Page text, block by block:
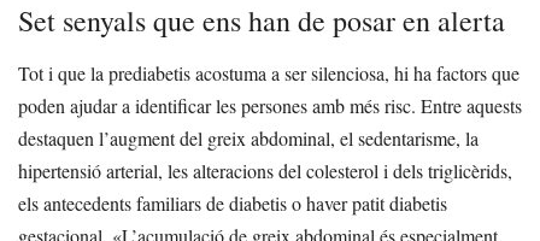
Set senyals que ens han de posar en alerta
Tot i que la prediabetis acostuma a ser silenciosa, hi ha factors que
poden ajudar a identificar les persones amb més risc. Entre aquests
destaquen l’augment del greix abdominal, el sedentarisme, la
hipertensió arterial, les alteracions del colesterol i dels triglicèrids,
els antecedents familiars de diabetis o haver patit diabetis